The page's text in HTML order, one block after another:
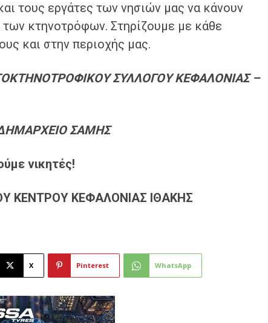
τους εργάτες των νησιών μας να κάνουν
κτηνοτρόφων. Στηρίζουμε με κάθε
και στην περιοχής μας.
ΣΥΛΛΟΓΟΥ ΚΕΦΑΛΟΝΙΑΣ –
ΣΑΜΗΣ
νικητές!
ΚΕΝΤΡΟΥ ΚΕΦΑΛΟΝΙΑΣ ΙΘΑΚΗΣ
X Pinterest WhatsApp